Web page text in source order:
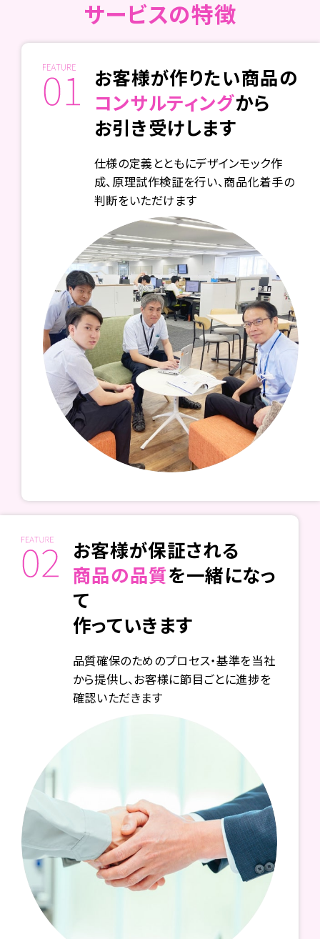
サービスの特徴
お客様が作りたい商品の
コンサルティングから
お引き受けします
仕様の定義とともにデザインモック作
成、原理試作検証を行い、商品化着手の
判断をいただけます
お客様が保証される
商品の品質を一緒になっ
て
作っていきます
品質確保のためのプロセス・基準を当社
から提供し、お客様に節目ごとに進捗を
確認いただきます